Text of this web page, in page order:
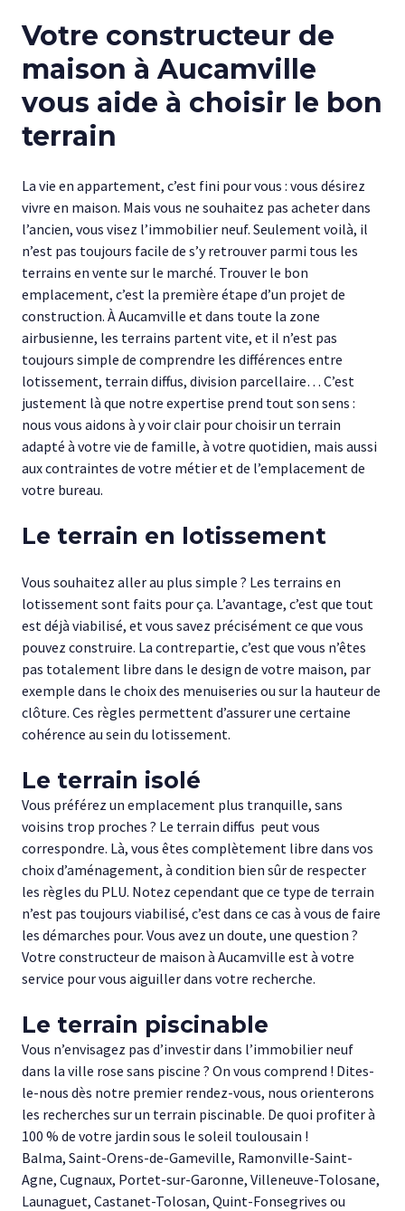
Votre constructeur de
maison à Aucamville
vous aide à choisir le bon
terrain
La vie en appartement, c’est fini pour vous : vous désirez
vivre en maison. Mais vous ne souhaitez pas acheter dans
l’ancien, vous visez l’immobilier neuf. Seulement voilà, il
n’est pas toujours facile de s’y retrouver parmi tous les
terrains en vente sur le marché. Trouver le bon
emplacement, c’est la première étape d’un projet de
construction. À Aucamville et dans toute la zone
airbusienne, les terrains partent vite, et il n’est pas
toujours simple de comprendre les différences entre
lotissement, terrain diffus, division parcellaire… C’est
justement là que notre expertise prend tout son sens :
nous vous aidons à y voir clair pour choisir un terrain
adapté à votre vie de famille, à votre quotidien, mais aussi
aux contraintes de votre métier et de l’emplacement de
votre bureau.
Le terrain en lotissement
Vous souhaitez aller au plus simple ? Les terrains en
lotissement sont faits pour ça. L’avantage, c’est que tout
est déjà viabilisé, et vous savez précisément ce que vous
pouvez construire. La contrepartie, c’est que vous n’êtes
pas totalement libre dans le design de votre maison, par
exemple dans le choix des menuiseries ou sur la hauteur de
clôture. Ces règles permettent d’assurer une certaine
cohérence au sein du lotissement.
Le terrain isolé
Vous préférez un emplacement plus tranquille, sans
voisins trop proches ? Le terrain diffus peut vous
correspondre. Là, vous êtes complètement libre dans vos
choix d’aménagement, à condition bien sûr de respecter
les règles du PLU. Notez cependant que ce type de terrain
n’est pas toujours viabilisé, c’est dans ce cas à vous de faire
les démarches pour. Vous avez un doute, une question ?
Votre constructeur de maison à Aucamville est à votre
service pour vous aiguiller dans votre recherche.
Le terrain piscinable
Vous n’envisagez pas d’investir dans l’immobilier neuf
dans la ville rose sans piscine ? On vous comprend ! Dites-
le-nous dès notre premier rendez-vous, nous orienterons
les recherches sur un terrain piscinable. De quoi profiter à
100 % de votre jardin sous le soleil toulousain !
Balma, Saint-Orens-de-Gameville, Ramonville-Saint-
Agne, Cugnaux, Portet-sur-Garonne, Villeneuve-Tolosane,
Launaguet, Castanet-Tolosan, Quint-Fonsegrives ou